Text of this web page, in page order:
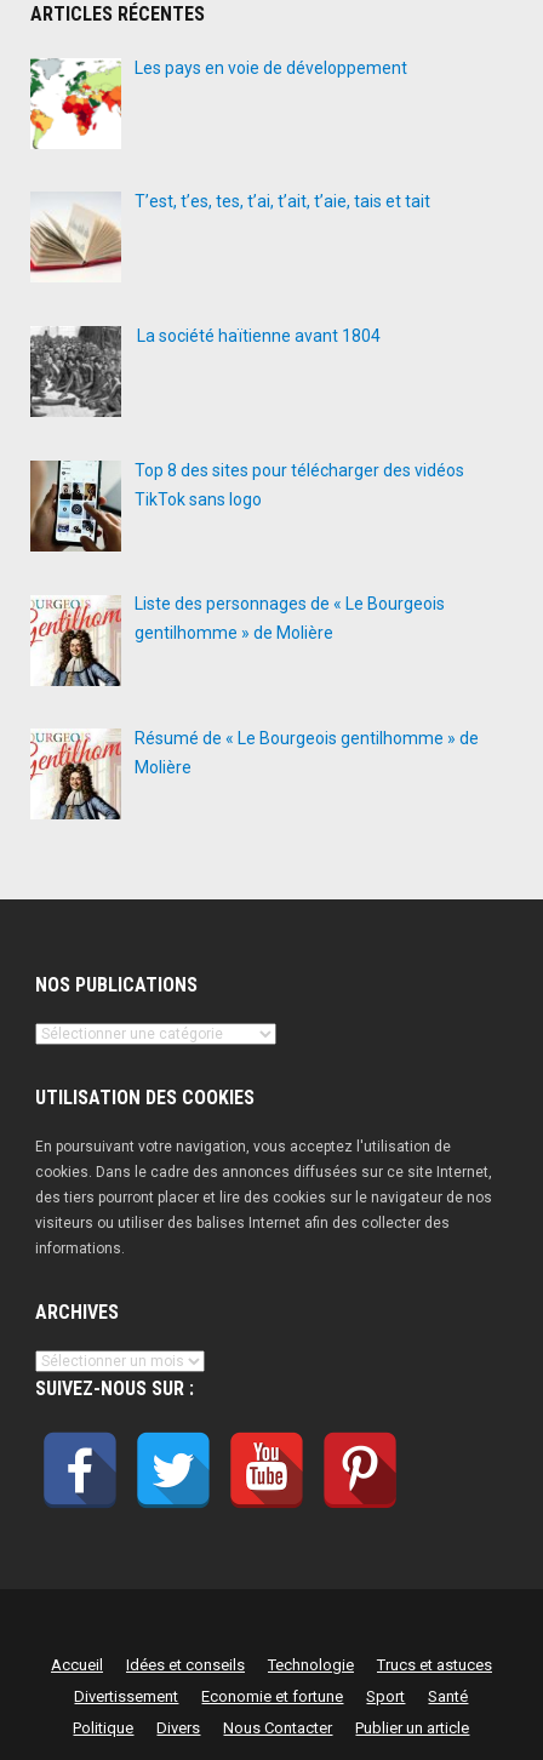
ARTICLES RÉCENTES
Les pays en voie de développement
T’est, t’es, tes, t’ai, t’ait, t’aie, tais et tait
La société haïtienne avant 1804
Top 8 des sites pour télécharger des vidéos
TikTok sans logo
Liste des personnages de « Le Bourgeois
gentilhomme » de Molière
Résumé de « Le Bourgeois gentilhomme » de
Molière
NOS PUBLICATIONS
Nos
UTILISATION DES COOKIES
En poursuivant votre navigation, vous acceptez l'utilisation de
cookies. Dans le cadre des annonces diffusées sur ce site Internet,
des tiers pourront placer et lire des cookies sur le navigateur de nos
visiteurs ou utiliser des balises Internet afin des collecter des
informations.
ARCHIVES
Archives
SUIVEZ-NOUS SUR :
Accueil Idées et conseils Technologie
Trucs et astuces
Divertissement
Economie et fortune Sport
Santé
Politique
Divers Nous Contacter Publier un article